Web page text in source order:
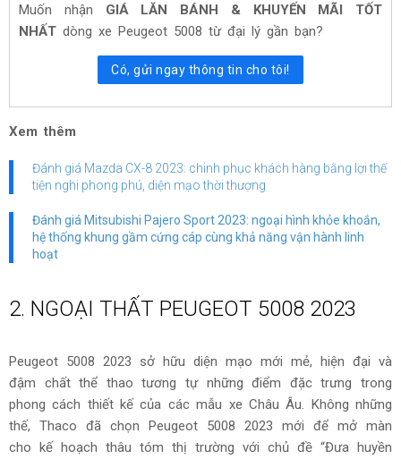
Muốn nhận GIÁ LĂN BÁNH & KHUYẾN MÃI TỐT
NHẤT dòng xe Peugeot 5008 từ đại lý gần bạn?
Có, gửi ngay thông tin cho tôi!
Xem thêm
Đánh giá Mazda CX-8 2023: chinh phục khách hàng bằng lợi thế
tiện nghi phong phú, diện mạo thời thượng
Đánh giá Mitsubishi Pajero Sport 2023: ngoại hình khỏe khoắn,
hệ thống khung gầm cứng cáp cùng khả năng vận hành linh
hoạt
2. NGOẠI THẤT PEUGEOT 5008 2023
Peugeot 5008 2023 sở hữu diện mạo mới mẻ, hiện đại và
đậm chất thể thao tương tự những điểm đặc trưng trong
phong cách thiết kế của các mẫu xe Châu Âu. Không những
thế, Thaco đã chọn Peugeot 5008 2023 mới để mở màn
cho kế hoạch thâu tóm thị trường với chủ đề “Đưa huyền